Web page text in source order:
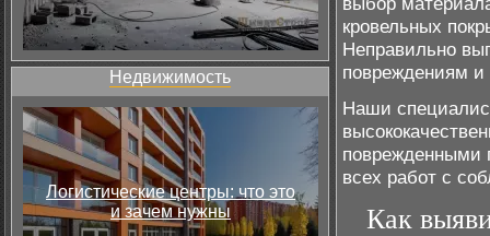
Недвижимость
Логистические центры: что это
и зачем нужны
кровельных
Неправильно
повреждениям
Наши
поврежденными
всех работ с
Как